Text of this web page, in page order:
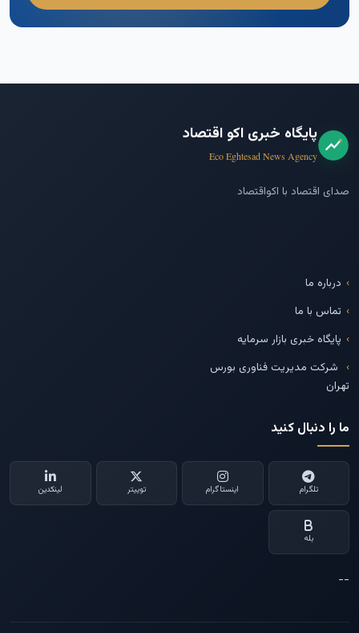
پایگاه خبری اکو اقتصاد
Eco Eghtesad News Agency
صدای اقتصاد با اکواقتصاد
درباره ما
تماس با ما
پایگاه خبری بازار سرمایه
شرکت مدیریت فناوری بورس
تهران
ما را دنبال کنید
تلگرام اینستاگرام توییتر لینکدین
بله
--